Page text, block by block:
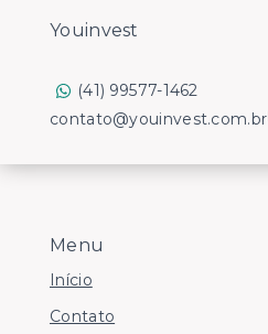
Menu
Início
Contato
Youinvest
(41) 99577-1462
contato@youinvest.com.br